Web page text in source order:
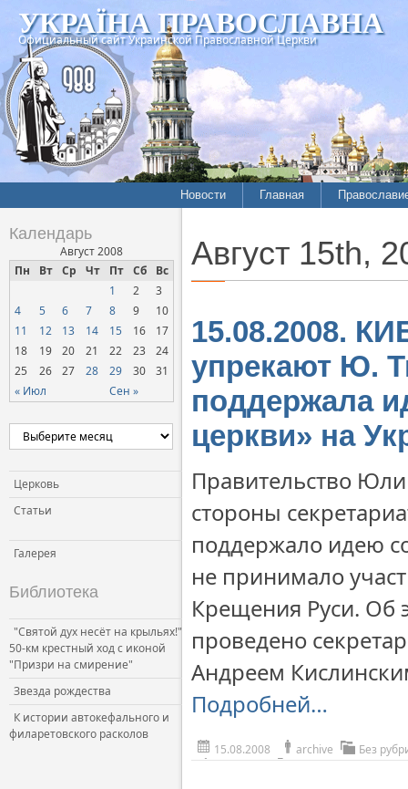
УКРАЇНА ПРАВОСЛАВНА
Официальный сайт Украинской Православной Церкви
Новости Главная
Календарь
Август 2008
Пн
Вт Ср Чт Пт Сб Вс
« Июл Сен »
1 2
3
4
5 6 7 8 9
10
11
12 13 14 15 16
17
18
19 20 21 22 23
24
25
26 27 28 29 30 31
Церковь
Статьи
Галерея
Библиотека
"Святой дух несёт на крыльях!"
50-км крестный ход с иконой
"Призри на смирение"
Звезда рождества
К истории автокефального и
филаретовского расколов
Август 15th,
15.08.2008.
упрекают Ю.
поддержала
церкви» на
Правительство
стороны
поддержало идею
не принимало
Крещения Руси. Об
проведено
Андреем
Подробней…
15.08.2008 archive Без